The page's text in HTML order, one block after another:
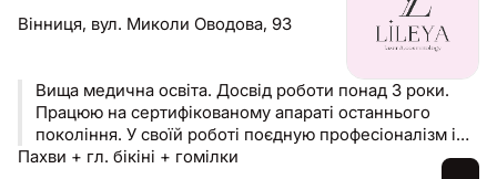
Вінниця, вул. Миколи Оводова, 93
Вища медична освіта. Досвід роботи понад 3 роки.
Працюю на сертифікованому апараті останнього
покоління. У своїй роботі поєдную професіоналізм і
уважність до деталей.
Пахви + гл. бікіні + гомілки